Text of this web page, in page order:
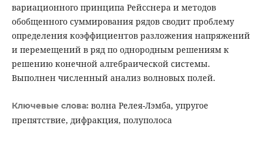
вариационного принципа Рейсснера и методов
обобщенного суммирования рядов сводит проблему
определения коэффициентов разложения напряжений
и перемещений в ряд по однородным решениям к
решению конечной алгебраической системы.
Выполнен численный анализ волновых полей.
Ключевые слова: волна Релея-Лэмба, упругое
препятствие, дифракция, полуполоса